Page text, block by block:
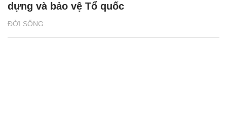
ĐỜI SỐNG
dựng và bảo vệ Tổ quốc